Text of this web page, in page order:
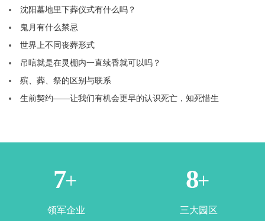
沈阳墓地里下葬仪式有什么吗？
鬼月有什么禁忌
世界上不同丧葬形式
吊唁就是在灵棚内一直续香就可以吗？
殡、葬、祭的区别与联系
生前契约——让我们有机会更早的认识死亡，知死惜生
1+
领军企业
3+
三大园区